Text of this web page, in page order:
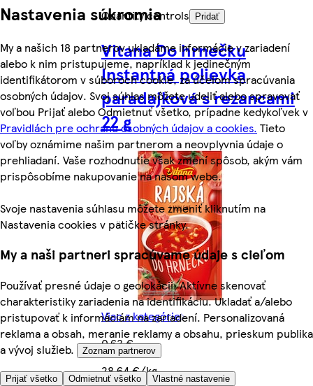
Nastavenia súkromia
My a našich 18 partnerov ukladáme informácie v zariadení
alebo k nim pristupujeme, napríklad k jedinečným
identifikátorom v súboroch cookie, za účelom spracúvania
osobných údajov. Svoj súhlas môžete udeliť alebo spravovať
voľbou Prijať alebo Odmietnuť všetko, prípadne kedykoľvek v
Pravidlách pre ochranu osobných údajov a cookies. Tieto
voľby oznámime našim partnerom a neovplyvnia údaje o
prehliadaní. Vaše rozhodnutie však zmení spôsob, akým vám
prispôsobíme nakupovanie na našom webe.
Svoje nastavenia súhlasu môžete zmeniť kliknutím na
Nastavenia cookies v pätičke stránky.
My a naši partneri spracúvame údaje s cieľom
Používať presné údaje o geolokácii. Aktívne skenovať
charakteristiky zariadenia na identifikáciu. Ukladať a/alebo
pristupovať k informáciám na zariadení. Personalizovaná
reklama a obsah, meranie reklamy a obsahu, prieskum publika
a vývoj služieb.
Zoznam partnerov
Prijať všetko Odmietnuť všetko Vlastné nastavenie
Quantity controls
Pridať
Vitana Do hrnečku
Instantná polievka
paradajková s rezancami
22 g
Viac z kategórie
0,63 €
28,64 €/kg